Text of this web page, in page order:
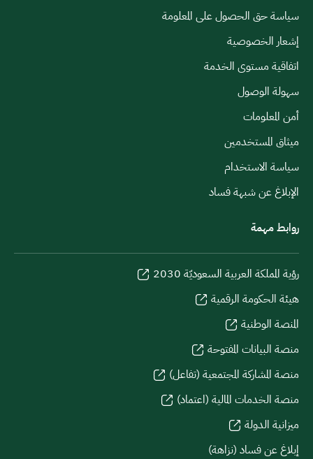
سياسة حق الحصول على المعلومة
إشعار الخصوصية
اتفاقية مستوى الخدمة
سهولة الوصول
أمن المعلومات
ميثاق المستخدمين
سياسة الاستخدام
الإبلاغ عن شبهة فساد
روابط مهمة
رؤية المملكة العربية السعوديّة 2030
هيئة الحكومة الرقمية
المنصة الوطنية
منصة البيانات المفتوحة
منصة المشاركة المجتمعية (تفاعل)
منصة الخدمات المالية (اعتماد)
ميزانية الدولة
إبلاغ عن فساد (نزاهة)